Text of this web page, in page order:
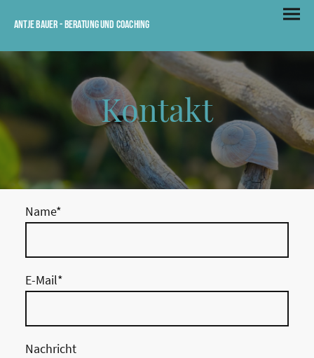
Antje Bauer - Beratung und Coaching
Kontakt
Name*
E-Mail*
Nachricht